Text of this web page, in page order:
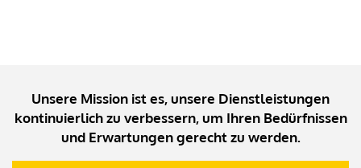
Unsere Mission ist es, unsere Dienstleistungen
kontinuierlich zu verbessern, um Ihren Bedürfnissen
und Erwartungen gerecht zu werden.